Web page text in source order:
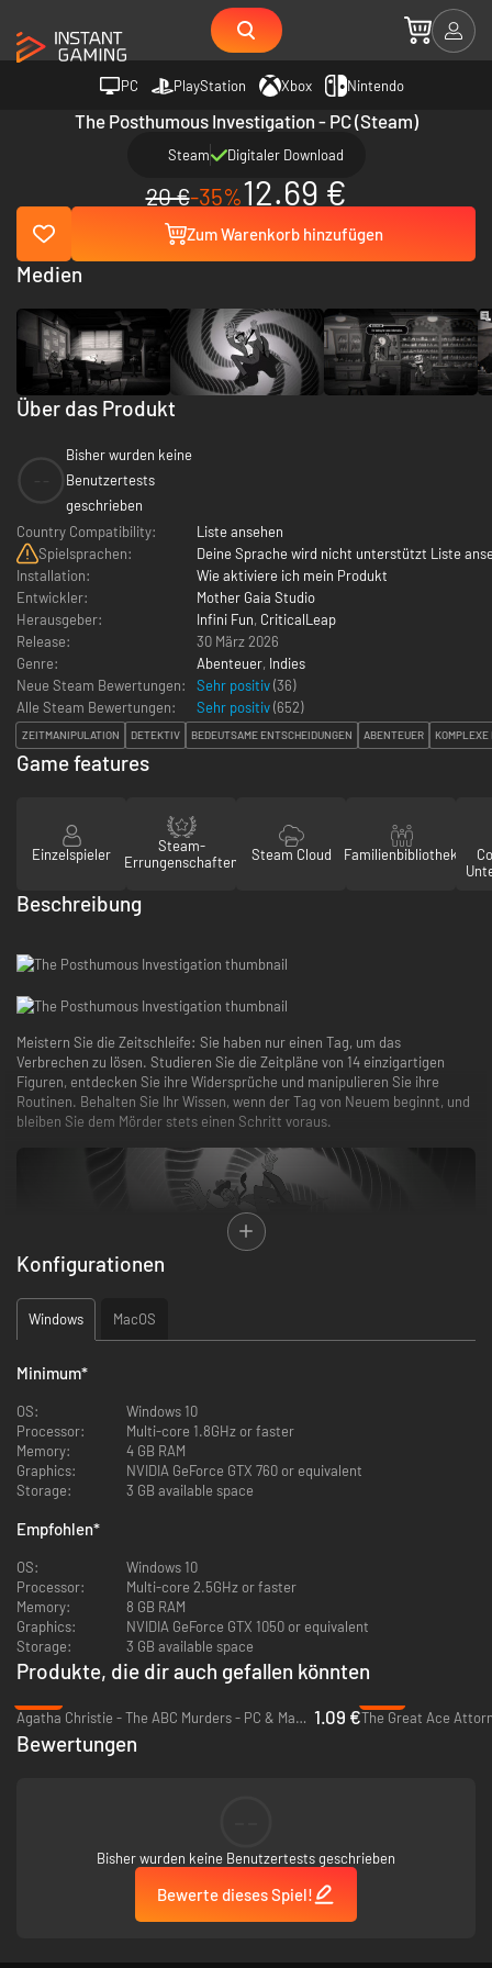
PC PlayStation Xbox Nintendo
The Posthumous Investigation - PC (Steam)
Steam Digitaler Download
20 €-35%12.69 €
Zum Warenkorb hinzufügen
Über das Produkt
Bisher wurden keine
Benutzertests
geschrieben
Country Compatibility:
Liste ansehen
Spielsprachen:
Deine Sprache wird nicht unterstützt Liste
Installation:
Wie aktiviere ich mein Produkt
Entwickler:
Mother Gaia Studio
Herausgeber:
Infini Fun, CriticalLeap
Release:
30 März 2026
Genre:
Abenteuer, Indies
Neue Steam Bewertungen:
Sehr positiv(36)
Alle Steam Bewertungen:
Sehr positiv(652)
ZEITMANIPULATION DETEKTIV BEDEUTSAME ENTSCHEIDUNGEN ABENTEUER KOMPLEXE
Medien
Game features
Einzelspieler
Steam-
Errungenschaften
Steam Cloud Familienbibliothek
Beschreibung
Meistern Sie die Zeitschleife: Sie haben nur einen Tag, um das
Verbrechen zu lösen. Studieren Sie die Zeitpläne von 14 einzigartigen
Figuren, entdecken Sie ihre Widersprüche und manipulieren Sie ihre
Routinen. Behalten Sie Ihr Wissen, wenn der Tag von Neuem beginnt, und
bleiben Sie dem Mörder stets einen Schritt voraus.
Keine Hilfestellungen. Nutzen Sie Ihr „Gedankenbrett“, um Beweise zu
verknüpfen, die Chronologie zu rekonstruieren und den Täter anzuklagen.
Eine lebendige literarische Welt
und düstere Adaption des legendären brasilianischen Autors Machado de
Assis. Ihre Ermittlungen führen Sie durch ein handgezeichnetes Rio de
Janeiro des Jahres 1937 – voller Stil, Sarkasmus und Atmosphäre. Es gibt
die Wahrheit liegt in Ihrer Hand.
Konfigurationen
Windows MacOS
Minimum*
OS:
Windows 10
Processor:
Multi-core 1.8GHz or faster
Memory:
4 GB RAM
Graphics:
NVIDIA GeForce GTX 760 or equivalent
Storage:
3 GB available space
Empfohlen*
OS:
Windows 10
Processor:
Multi-core 2.5GHz or faster
Memory:
8 GB RAM
Graphics:
NVIDIA GeForce GTX 1050 or equivalent
Storage:
3 GB available space
Produkte, die dir auch gefallen könnten
Agatha Christie - The ABC Murders - PC & Mac (Steam) 1.09 €
Bewertungen
Bisher wurden keine Benutzertests geschrieben
Bewerte dieses Spiel!